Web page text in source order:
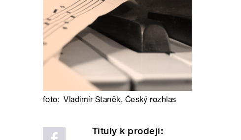
foto: Vladimír Staněk, Český rozhlas
Tituly k prodeji: